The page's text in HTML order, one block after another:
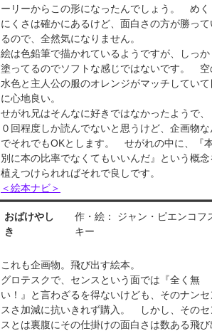
ーリーからこの形になったんでしょう。 めく
にくさは確かにあるけど、面白さの方が勝って
るので、全然気になりません。
絵は色鉛筆で描かれているようですが、しっか
塗ってるのでソフトな感じではないです。 空
水色と主人公の服のオレンジがマッチしていて
に心地良い。
せがれ兄はそんなに好きではなかったようで、
０回程度しか読んでないと思うけど、企画物な
でそれでもOKとします。 せがれの中に、『
別に本の比率でなくてもいいんだ』という概念
植えつけられればそれで良しです。
＜絵本ナビ＞
おばけやし
き
作・絵： ジャン・ピエンコフ
キー
これも企画物。飛び出す絵本。
グロテスクで、センスという面では『全く無
い！』と言わざるを得ないけども、そのナンセ
スさ加減に抗いきれず購入。 しかし、そのセ
スとは裏腹にその仕掛けの面白さは数ある飛び